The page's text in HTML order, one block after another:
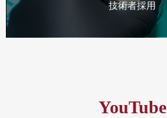
技術者採用
YouTube